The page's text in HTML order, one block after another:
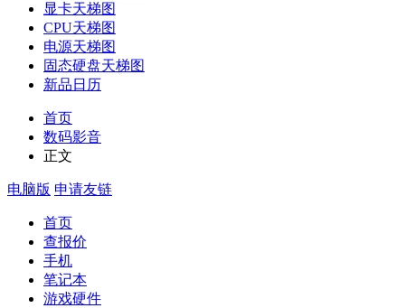
显卡天梯图
CPU天梯图
电源天梯图
固态硬盘天梯图
新品日历
首页
数码影音
正文
电脑版 申请友链
首页
查报价
手机
笔记本
游戏硬件